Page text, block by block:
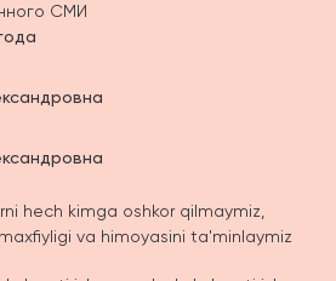
СМИ
hech kimga oshkor qilmaymiz,
va himoyasini ta'minlaymiz